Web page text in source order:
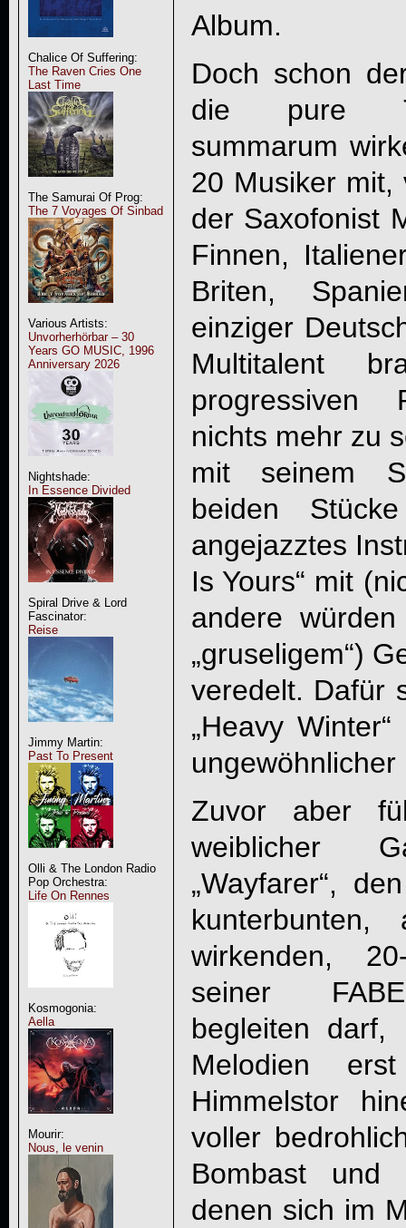
Chalice Of Suffering:
The Raven Cries One
Last Time
The Samurai Of Prog:
The 7 Voyages Of Sinbad
Various Artists:
Unvorherhörbar – 30
Years GO MUSIC, 1996
Anniversary 2026
Nightshade:
In Essence Divided
Spiral Drive & Lord
Fascinator:
Reise
Jimmy Martin:
Past To Present
Olli & The London Radio
Pop Orchestra:
Life On Rennes
Kosmogonia:
Aella
Mourir:
Nous, le venin
Album.
Doch schon
die pure
summarum
20 Musiker mit,
der Saxofonist
Finnen,
Briten,
einziger
Multitalent
progressiven
nichts mehr zu
mit seinem
beiden
angejazztes
Is Yours“ mit
andere
„gruseligem“)
veredelt. Dafür
„Heavy
Zuvor aber
weiblicher
„Wayfarer“,
wirkenden,
seiner
begleiten darf,
Melodien
Himmelstor
voller
Bombast und
denen sich im